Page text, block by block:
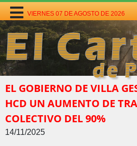
VIERNES 07 DE AGOSTO DE 2026
EL GOBIERNO DE VILLA
HCD UN AUMENTO DE
COLECTIVO DEL 90%
14/11/2025